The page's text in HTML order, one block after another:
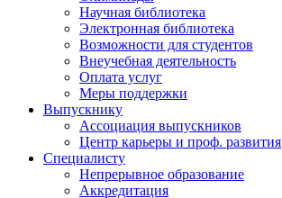
Научная библиотека
Электронная библиотека
Возможности для студентов
Внеучебная деятельность
Оплата услуг
Меры поддержки
Выпускнику
Ассоциация выпускников
Центр карьеры и проф. развития
Специалисту
Непрерывное образование
Аккредитация